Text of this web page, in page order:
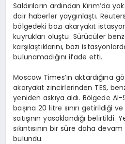
Saldırıların ardından Kırım’da
dair haberler yaygınlaştı.
bölgedeki bazı akaryakıt
kuyrukları oluştu. Sürücüler
karşılaştıklarını, bazı
bulunamadığını ifade etti.
Moscow Times’ın aktardığına
akaryakıt zincirlerinden TES,
yeniden askıya aldı. Bölgede
başına 20 litre sınırı getirildiği
satışının yasaklandığı belirtildi.
sıkıntısının bir süre daha
bulundu.